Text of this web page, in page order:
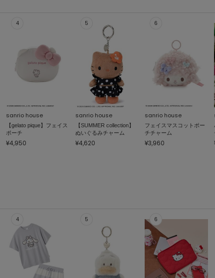
sanrio house
【gelato pique】フェイス
ポーチ
¥4,950
sanrio house
【SUMMER collection】
ぬいぐるみチャーム
¥4,620
sanrio house
フェイスマスコットポー
チチャーム
¥3,960